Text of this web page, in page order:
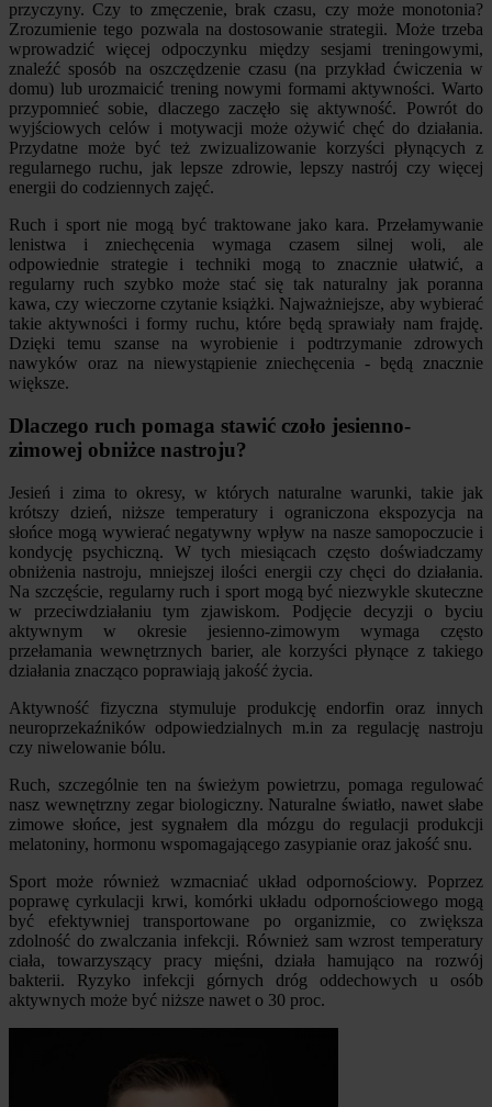
przyczyny. Czy to zmęczenie, brak czasu, czy może monotonia?
Zrozumienie tego pozwala na dostosowanie strategii. Może trzeba
wprowadzić więcej odpoczynku między sesjami treningowymi,
znaleźć sposób na oszczędzenie czasu (na przykład ćwiczenia w
domu) lub urozmaicić trening nowymi formami aktywności. Warto
przypomnieć sobie, dlaczego zaczęło się aktywność. Powrót do
wyjściowych celów i motywacji może ożywić chęć do działania.
Przydatne może być też zwizualizowanie korzyści płynących z
regularnego ruchu, jak lepsze zdrowie, lepszy nastrój czy więcej
energii do codziennych zajęć.
Ruch i sport nie mogą być traktowane jako kara. Przełamywanie
lenistwa i zniechęcenia wymaga czasem silnej woli, ale
odpowiednie strategie i techniki mogą to znacznie ułatwić, a
regularny ruch szybko może stać się tak naturalny jak poranna
kawa, czy wieczorne czytanie książki. Najważniejsze, aby wybierać
takie aktywności i formy ruchu, które będą sprawiały nam frajdę.
Dzięki temu szanse na wyrobienie i podtrzymanie zdrowych
nawyków oraz na niewystąpienie zniechęcenia - będą znacznie
większe.
Dlaczego ruch pomaga stawić czoło jesienno-
zimowej obniżce nastroju?
Jesień i zima to okresy, w których naturalne warunki, takie jak
krótszy dzień, niższe temperatury i ograniczona ekspozycja na
słońce mogą wywierać negatywny wpływ na nasze samopoczucie i
kondycję psychiczną. W tych miesiącach często doświadczamy
obniżenia nastroju, mniejszej ilości energii czy chęci do działania.
Na szczęście, regularny ruch i sport mogą być niezwykle skuteczne
w przeciwdziałaniu tym zjawiskom. Podjęcie decyzji o byciu
aktywnym w okresie jesienno-zimowym wymaga często
przełamania wewnętrznych barier, ale korzyści płynące z takiego
działania znacząco poprawiają jakość życia.
Aktywność fizyczna stymuluje produkcję endorfin oraz innych
neuroprzekaźników odpowiedzialnych m.in za regulację nastroju
czy niwelowanie bólu.
Ruch, szczególnie ten na świeżym powietrzu, pomaga regulować
nasz wewnętrzny zegar biologiczny. Naturalne światło, nawet słabe
zimowe słońce, jest sygnałem dla mózgu do regulacji produkcji
melatoniny, hormonu wspomagającego zasypianie oraz jakość snu.
Sport może również wzmacniać układ odpornościowy. Poprzez
poprawę cyrkulacji krwi, komórki układu odpornościowego mogą
być efektywniej transportowane po organizmie, co zwiększa
zdolność do zwalczania infekcji. Również sam wzrost temperatury
ciała, towarzyszący pracy mięśni, działa hamująco na rozwój
bakterii. Ryzyko infekcji górnych dróg oddechowych u osób
aktywnych może być niższe nawet o 30 proc.